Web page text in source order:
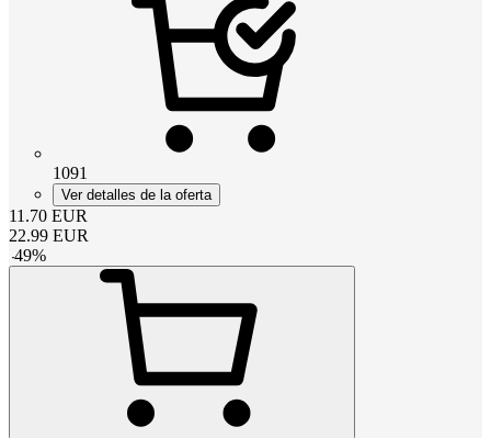
1091
Ver detalles de la oferta
11.70 EUR
22.99 EUR
-49%